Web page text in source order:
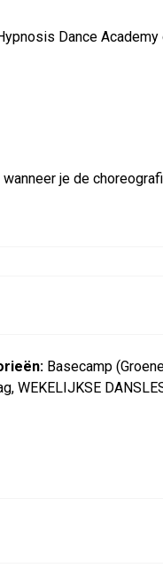
Dance Academy
je de
Basecamp
WEKELIJKSE